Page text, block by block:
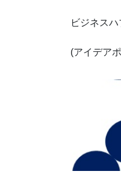
ビジネスハ
(アイデア